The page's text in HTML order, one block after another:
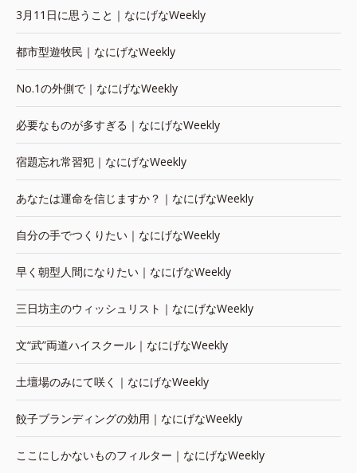
3月11日に思うこと｜なにげなWeekly
都市型遊牧民｜なにげなWeekly
No.1の外側で｜なにげなWeekly
必要なものが多すぎる｜なにげなWeekly
宿題忘れ常習犯｜なにげなWeekly
あなたは運命を信じますか？｜なにげなWeekly
自分の手でつくりたい｜なにげなWeekly
早く朝型人間になりたい｜なにげなWeekly
三日坊主のウィッシュリスト｜なにげなWeekly
文“武”両道ハイスクール｜なにげなWeekly
土壇場のみにて咲く｜なにげなWeekly
餃子ブランディングの効用｜なにげなWeekly
ここにしかないものフィルター｜なにげなWeekly